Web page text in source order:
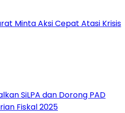
Minta Aksi Cepat Atasi Krisis
SiLPA dan Dorong PAD
Fiskal 2025